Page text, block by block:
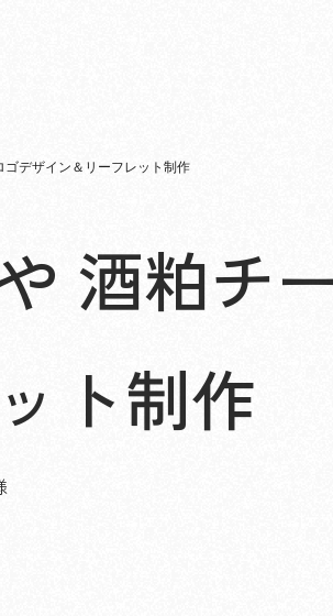
デザイン＆リーフレット制作
酒粕チ
ト制作